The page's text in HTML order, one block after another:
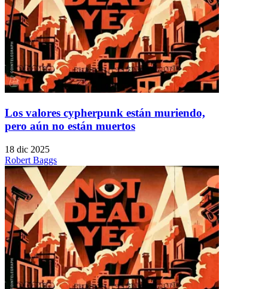
Los valores cypherpunk están muriendo,
pero aún no están muertos
18 dic 2025
Robert Baggs